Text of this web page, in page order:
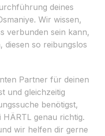
deines
Wir wissen,
verbunden sein kann,
diesen so reibungslos
Partner für deinen
und gleichzeitig
benötigst,
genau richtig.
wir helfen dir gerne